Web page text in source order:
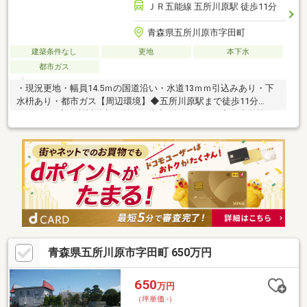
ＪＲ五能線 五所川原駅 徒歩11分
青森県五所川原市字田町
建築条件なし 更地
本下水
都市ガス
・現況更地・幅員14.5ｍの国道沿い・水道13ｍｍ引込みあり・下
水枡あり・都市ガス【周辺環境】◆五所川原駅まで徒歩11分
で徒歩2分（110ｍ）◆第一中学校まで徒歩18分（1400ｍ）◆ＥＬ
Ｍまで徒歩14分（1100ｍ）◆青森銀行五所川原支店まで徒歩9分
（650ｍ）◆つがる総合病院まで徒歩10分（750ｍ）◆田町小山ク
リニック3分（240ｍ）
青森県五所川原市字田町 650万円
650万円
（坪単価:-）